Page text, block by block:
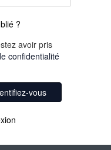
?
avoir pris
confidentialité
vous